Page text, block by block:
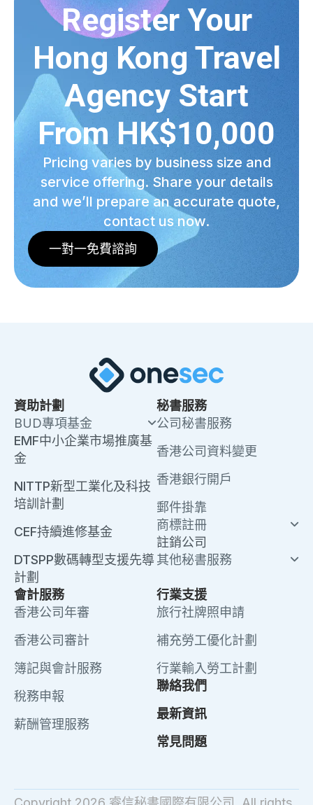
Register Your
Hong Kong Travel
Agency Start
From HK$10,000
Pricing varies by business size and
service offering. Share your details
and we’ll prepare an accurate quote,
contact us now.
一對一免費諮詢
資助計劃
BUD專項基金
EMF中小企業市場推廣基
金
NITTP新型工業化及科技
培訓計劃
CEF持續進修基金
DTSPP數碼轉型支援先導
計劃
秘書服務
公司秘書服務
香港公司資料變更
香港銀行開戶
郵件掛靠
商標註冊
註銷公司
其他秘書服務
會計服務
香港公司年審
香港公司審計
簿記與會計服務
稅務申報
薪酬管理服務
行業支援
旅行社牌照申請
補充勞工優化計劃
行業輸入勞工計劃
聯絡我們
最新資訊
常見問題